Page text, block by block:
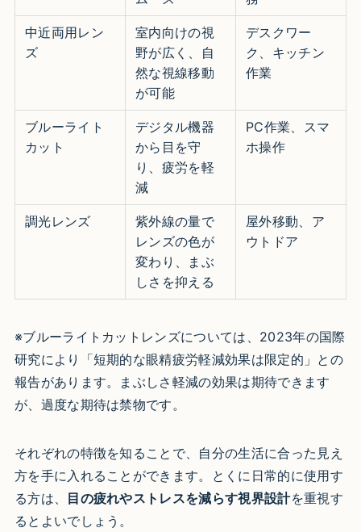
中近両用レン
ズ
室内向けの視
野が広く、自
然な視線移動
が可能
デスクワー
ク、キッチン
作業
ブルーライト
カット
デジタル機器
から目を守
り、疲労を軽
減
PC作業、スマ
ホ操作
調光レンズ
紫外線の量で
レンズの色が
変わり、まぶ
しさを抑える
屋外移動、ア
ウトドア
※ブルーライトカットレンズについては、2023年の国際
研究により「短期的な眼精疲労軽減効果は限定的」との
報告があります。まぶしさ軽減の効果は期待できます
が、過度な期待は禁物です。
それぞれの特徴を知ることで、自分の生活に合った見え
方を手に入れることができます。とくに日常的に使用す
る方は、 目の疲れやストレスを減らす視界設計を重視す
るとよいでしょう。